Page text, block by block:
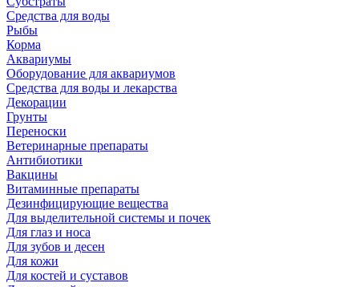
Средства для воды
Рыбы
Корма
Аквариумы
Оборудование для аквариумов
Средства для воды и лекарства
Декорации
Грунты
Переноски
Ветеринарные препараты
Антибиотики
Вакцины
Витаминные препараты
Дезинфицирующие вещества
Для выделительной системы и почек
Для глаз и носа
Для зубов и десен
Для кожи
Для костей и суставов